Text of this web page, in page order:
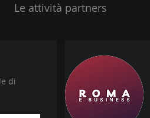
Le attività partners
di